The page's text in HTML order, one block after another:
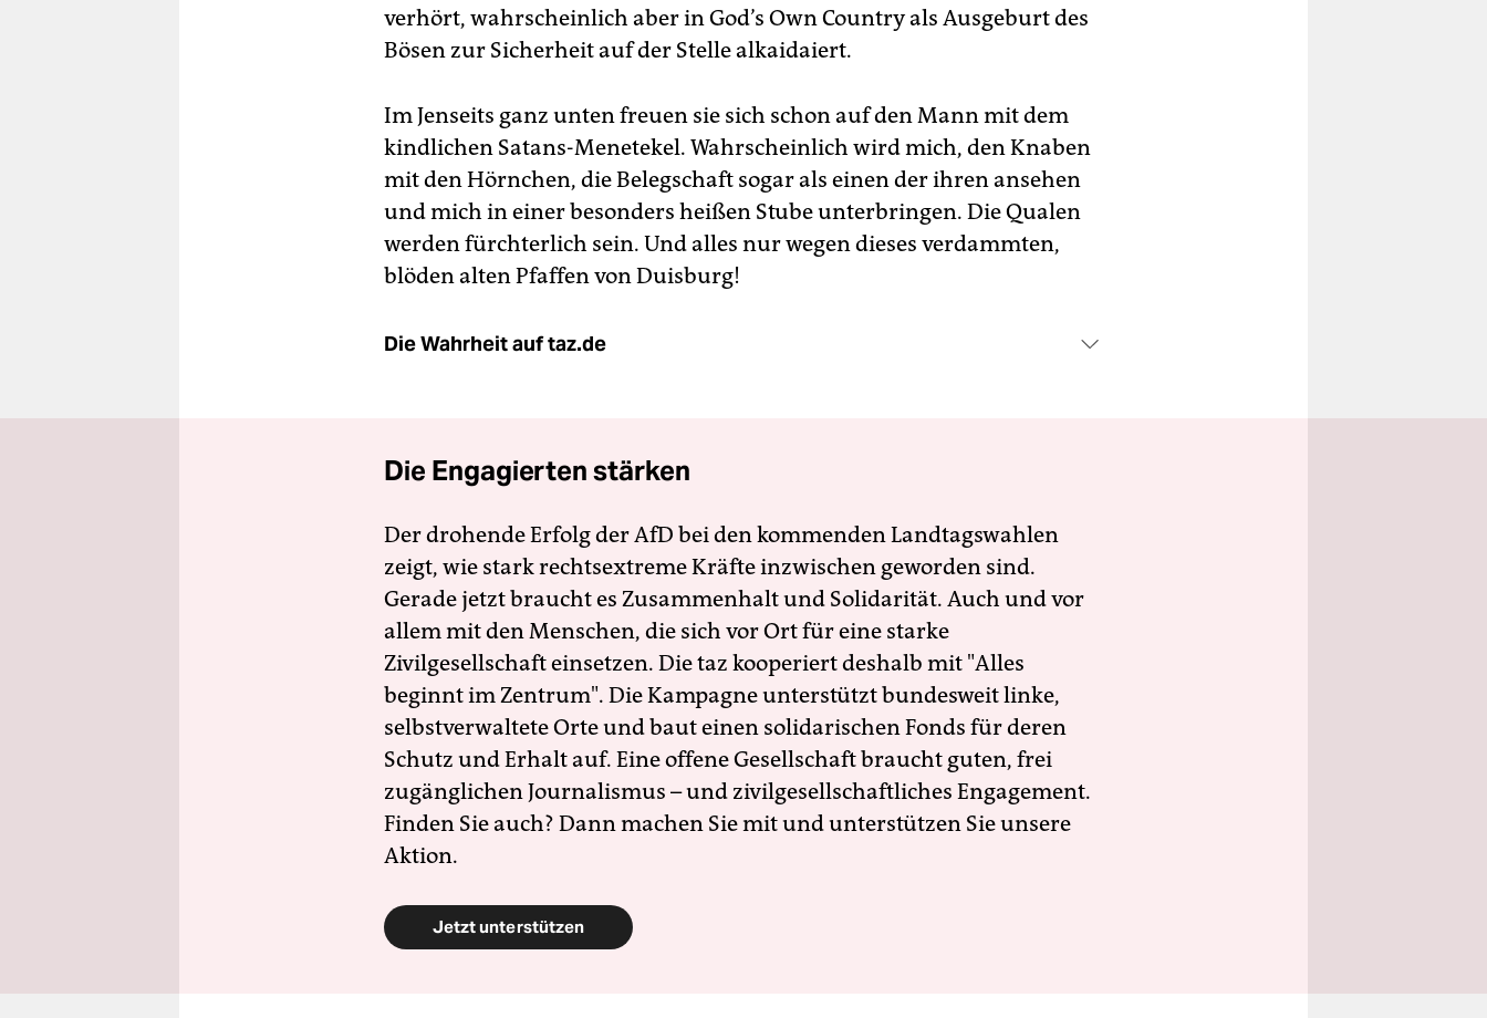
verhört, wahrscheinlich aber in God’s Own Country als Ausgeburt des
Bösen zur Sicherheit auf der Stelle alkaidaiert.
Im Jenseits ganz unten freuen sie sich schon auf den Mann mit dem
kindlichen Satans-Menetekel. Wahrscheinlich wird mich, den Knaben
mit den Hörnchen, die Belegschaft sogar als einen der ihren ansehen
und mich in einer besonders heißen Stube unterbringen. Die Qualen
werden fürchterlich sein. Und alles nur wegen dieses verdammten,
blöden alten Pfaffen von Duisburg!
Die Wahrheit auf taz.de
Die Engagierten stärken
Der drohende Erfolg der AfD bei den kommenden Landtagswahlen
zeigt, wie stark rechtsextreme Kräfte inzwischen geworden sind.
Gerade jetzt braucht es Zusammenhalt und Solidarität. Auch und vor
allem mit den Menschen, die sich vor Ort für eine starke
Zivilgesellschaft einsetzen. Die taz kooperiert deshalb mit "Alles
beginnt im Zentrum". Die Kampagne unterstützt bundesweit linke,
selbstverwaltete Orte und baut einen solidarischen Fonds für deren
Schutz und Erhalt auf. Eine offene Gesellschaft braucht guten, frei
zugänglichen Journalismus – und zivilgesellschaftliches Engagement.
Finden Sie auch? Dann machen Sie mit und unterstützen Sie unsere
Aktion.
Jetzt unterstützen